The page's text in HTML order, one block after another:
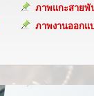
ภาพแกะสายพั
ภาพงานออกแ